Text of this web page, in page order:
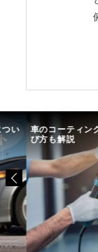
い 車のコーティン
び方も解説